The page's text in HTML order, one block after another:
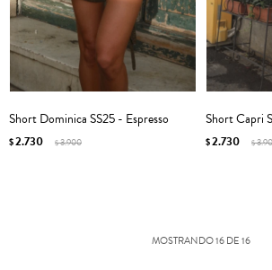
Short Dominica SS25 - Espresso
$2.730 $3.900
Short Capri
$2.730 $
MOSTRANDO16DE16